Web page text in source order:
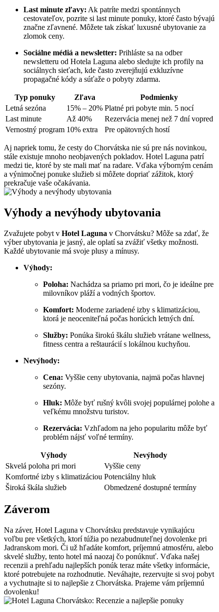
Last minute zľavy: Ak patríte medzi spontánnych
cestovateľov, pozrite si last minute ponuky, ktoré často bývajú
značne zľavnené. Môžete tak získať luxusné ubytovanie za
zlomok ceny.
Sociálne médiá a newsletter: Prihláste sa na odber
newsletteru od Hotela Laguna alebo sledujte ich profily na
sociálnych sieťach, kde často zverejňujú exkluzívne
propagačné kódy a súťaže o pobyty zdarma.
Typ ponuky Zľava
Podmienky
Letná sezóna
15% – 20% Platné pri pobyte min. 5 nocí
Last minute
Až 40%
Rezervácia menej než 7 dní vopred
Vernostný program 10% extra Pre opätovných hostí
Aj napriek tomu, že cesty do Chorvátska nie sú pre nás novinkou,
stále existuje mnoho neobjavených pokladov. Hotel Laguna patrí
medzi tie, ktoré by ste mali mať na radare. Vďaka výborným cenám
a výnimočnej ponuke služieb si môžete dopriať zážitok, ktorý
prekračuje vaše očakávania.
Výhody a nevýhody ubytovania
Zvažujete pobyt v Hotel Laguna v Chorvátsku? Môže sa zdať, že
výber ubytovania je jasný, ale oplatí sa zvážiť všetky možnosti.
Každé ubytovanie má svoje plusy a mínusy.
Výhody:
Poloha: Nachádza sa priamo pri mori, čo je ideálne pre
milovníkov pláží a vodných športov.
Komfort: Moderne zariadené izby s klimatizáciou,
ktorá je neoceniteľná počas horúcich letných dní.
Služby: Ponúka širokú škálu služieb vrátane wellness,
fitness centra a reštaurácií s lokálnou kuchyňou.
Nevýhody:
Cena: Vyššie ceny ubytovania, najmä počas hlavnej
sezóny.
Hluk: Môže byť rušný kvôli svojej populárnej polohe a
veľkému množstvu turistov.
Rezervácia: Vzhľadom na jeho popularitu môže byť
problém nájsť voľné termíny.
Výhody
Nevýhody
Skvelá poloha pri mori
Vyššie ceny
Komfortné izby s klimatizáciou Potenciálny hluk
Široká škála služieb
Obmedzené dostupné termíny
Záverom
Na záver, Hotel Laguna v Chorvátsku predstavuje vynikajúcu
voľbu pre všetkých, ktorí túžia po nezabudnuteľnej dovolenke pri
Jadranskom mori. Či už hľadáte komfort, príjemnú atmosféru, alebo
skvelé služby, tento hotel má naozaj čo ponúknuť. Vďaka našej
recenzii a prehľadu najlepších ponúk teraz máte všetky informácie,
ktoré potrebujete na rozhodnutie. Neváhajte, rezervujte si svoj pobyt
a vychutnajte si to najlepšie z Chorvátska. Prajeme vám príjemnú
dovolenku!